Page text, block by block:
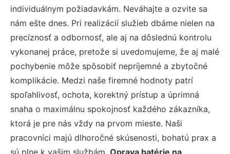
individuálnym požiadavkám. Neváhajte a ozvite sa
nám ešte dnes. Pri realizácií služieb dbáme nielen na
precíznosť a odbornosť, ale aj na dôslednú kontrolu
vykonanej práce, pretože si uvedomujeme, že aj malé
pochybenie môže spôsobiť nepríjemné a zbytočné
komplikácie. Medzi naše firemné hodnoty patrí
spoľahlivosť, ochota, korektný prístup a úprimná
snaha o maximálnu spokojnosť každého zákazníka,
ktorá je pre nás vždy na prvom mieste. Naši
pracovníci majú dlhoročné skúsenosti, bohatú prax a
sú plne k vašim službám. Oprava batérie na